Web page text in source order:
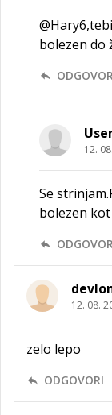
bolezen do
12.
Se
bolezen
12. 08.
zelo lepo
ODGOVORI